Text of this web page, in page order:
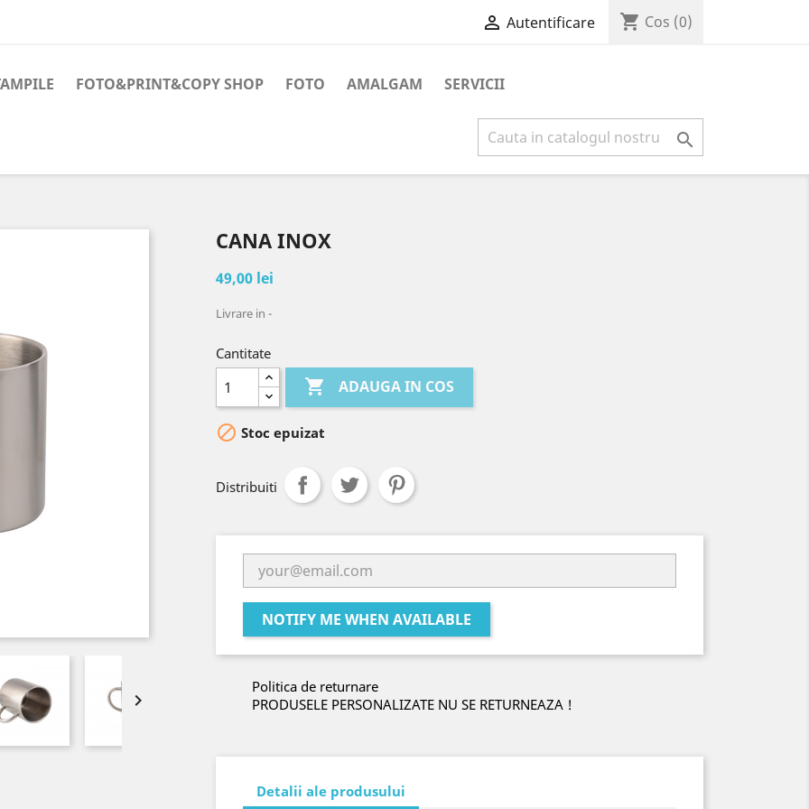
 Autentificare shopping_cart Cos (0)
FOTO&PRINT&COPY SHOP FOTO AMALGAM SERVICII


CANA INOX
49,00 lei
Livrare in -
Cantitate
 ADAUGA IN COS
 Stoc epuizat
Distribuiti
NOTIFY ME WHEN AVAILABLE
Politica de returnare
PRODUSELE PERSONALIZATE NU SE RETURNEAZA !
Detalii ale produsului